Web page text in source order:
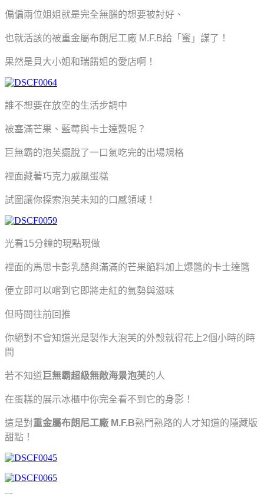
偏偏兩位姐姐就是完全無腦的想要被討好、
也就活該的被重金屬布朗尼工廠 M.F.B給「蜜」謀了！
果然是 貝大小姐和瑞餚姐的愛店啊！
誰不想要在放空的生活步調中
被塞滿芒果、藍莓與卡士達醬呢？
巨無霸的泡芙擺脫了一口氣吃完的出場規格
裡面藏著巧克力戚風蛋糕
試圖讓你探索泡芙未知的口感領域！
光看15分鐘的現點現做
裡面的馬思卡彭乳酪與滿滿的芒果餡料加上爆醬的卡士達醬
便立即可以嚐到它即將走紅的氣勢與滋味
但時間往前回推
你絕對不會知道光是製作大泡芙的外殼就得花上2個小時的時
間
若不知道 巨無霸超級無敵海景泡芙的人
在蛋糕的展示冰櫃中你完全看不到它的身影！
這是對重金屬布朗尼工廠 M.F.B熟門熟路的人才知道的隱藏版
甜點！